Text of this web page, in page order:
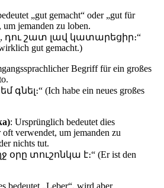
„gut gemacht“ oder „gut für
jemanden zu loben.
դու շատ լավ կատարեցիր։“
gut gemacht.)
Begriff für ein großes
գնել։“ (Ich habe ein neues großes
: Ursprünglich bedeutet dies
verwendet, um jemanden zu
nichts tut.
օրը տուշոնկա է։“ (Er ist den
bedeutet „Leber“, wird aber